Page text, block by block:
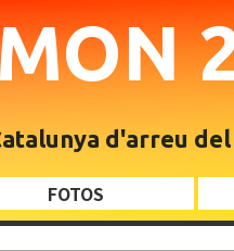
d'arreu del
FOTOS